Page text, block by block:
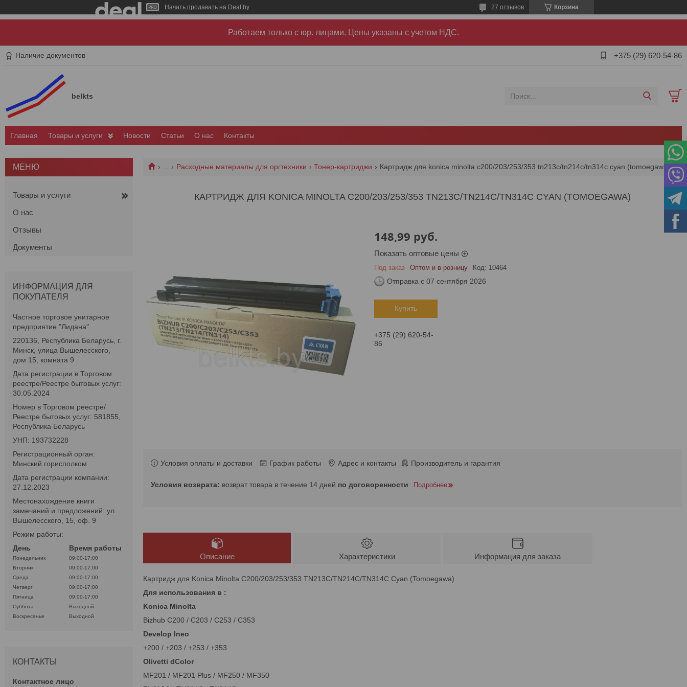
Начать продавать на Deal.by Корзина
27 отзывов
Работаем только с юр. лицами. Цены указаны c учетом НДС.
Наличие документов +375 (29) 620-54-86
belkts
Главная Товары и услуги Новости Статьи О нас Контакты
Расходные материалы для оргтехники Тонер-картриджи Картридж для konica minolta c200/203/253/353 tn213c/tn214c/tn314c cyan (tomoegawa)
КАРТРИДЖ ДЛЯ KONICA MINOLTA C200/203/253/353 TN213C/TN214C/TN314C CYAN (TOMOEGAWA)
148,99 руб.
Показать оптовые цены
Под заказ Оптом и в розницу Код: 10464
Отправка с 07 сентября 2026
Купить
+375 (29) 620-54-
86
Условия оплаты и доставки График работы Адрес и контакты Производитель и гарантия
возврат товара в течение 14 дней по договоренности Подробнее
Описание Характеристики Информация для заказа
Картридж для Konica Minolta C200/203/253/353 TN213C/TN214C/TN314C Cyan (Tomoegawa)
Для использования в :
Konica Minolta
Bizhub C200 / C203 / C253 / C353
Develop Ineo
+200 / +203 / +253 / +353
Olivetti dColor
MF201 / MF201 Plus / MF250 / MF350
Товары и услуги
О нас
Отзывы
Документы
ИНФОРМАЦИЯ ДЛЯ
ПОКУПАТЕЛЯ
Частное торговое унитарное
предприятие "Лидана"
220136, Республика Беларусь, г.
Минск, улица Вышелесского,
дом 15, комната 9
Дата регистрации в Торговом
реестре/Реестре бытовых услуг:
30.05.2024
Номер в Торговом реестре/
Реестре бытовых услуг: 581855,
Республика Беларусь
УНП: 193732228
Регистрационный орган:
Минский горисполком
Дата регистрации компании:
27.12.2023
Местонахождение книги
замечаний и предложений: ул.
Вышелесского, 15, оф. 9
Режим работы:
День
Время работы
Понедельник
09:00-17:00
Вторник
09:00-17:00
Среда
09:00-17:00
Четверг
09:00-17:00
Пятница
09:00-17:00
Суббота
Выходной
Воскресенье
Выходной
КОНТАКТЫ